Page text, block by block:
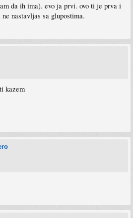
da ih ima). evo ja prvi. ovo ti je prva i
nastavljas sa glupostima.
kazem